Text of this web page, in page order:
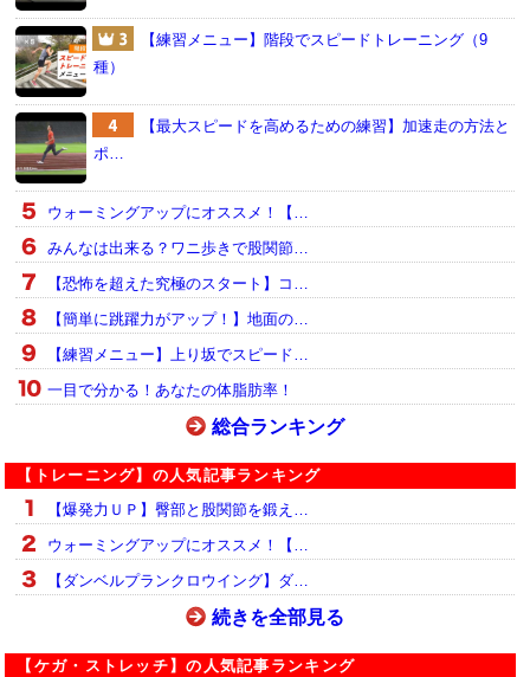
【練習メニュー】階段でスピードトレーニング（9
種）
【最大スピードを高めるための練習】加速走の方法と
ポ…
ウォーミングアップにオススメ！【…
みんなは出来る？ワニ歩きで股関節…
【恐怖を超えた究極のスタート】コ…
【簡単に跳躍力がアップ！】地面の…
【練習メニュー】上り坂でスピード…
一目で分かる！あなたの体脂肪率！
総合ランキング
【トレーニング】の人気記事ランキング
【爆発力ＵＰ】臀部と股関節を鍛え…
ウォーミングアップにオススメ！【…
【ダンベルプランクロウイング】ダ…
続きを全部見る
【ケガ・ストレッチ】の人気記事ランキング